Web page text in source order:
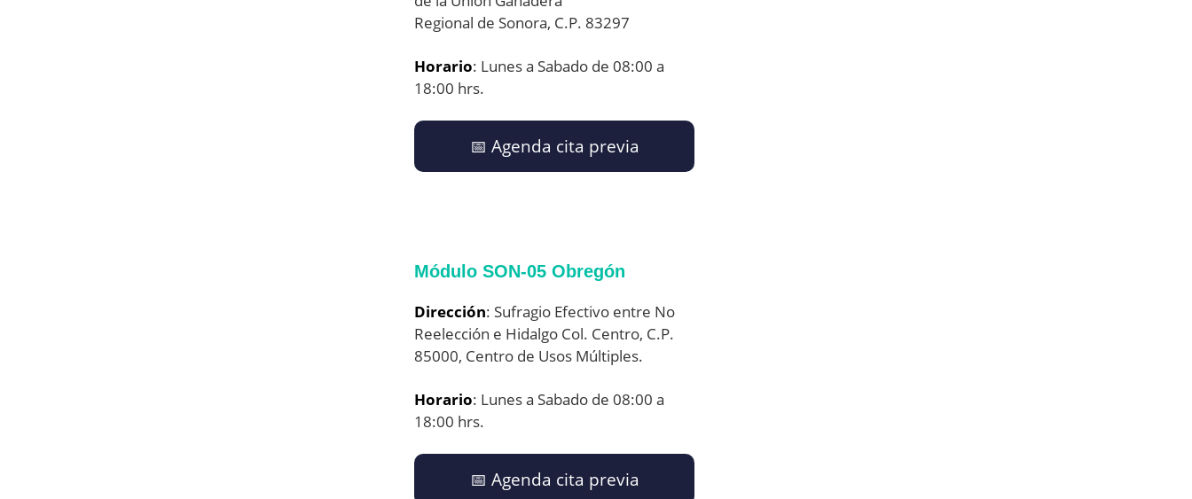
Regional de Sonora, C.P. 83297
Horario: Lunes a Sabado de 08:00 a
18:00 hrs.
📅​ Agenda cita previa
Módulo SON-05 Obregón
Dirección: Sufragio Efectivo entre No
Reelección e Hidalgo Col. Centro, C.P.
85000, Centro de Usos Múltiples.
Horario: Lunes a Sabado de 08:00 a
18:00 hrs.
📅​ Agenda cita previa